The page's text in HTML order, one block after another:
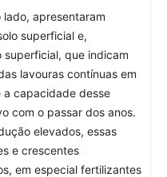
apresentaram
superficial e,
que indicam
lavouras contínuas em
a capacidade desse
com o passar dos anos.
elevados, essas
e crescentes
em especial fertilizantes